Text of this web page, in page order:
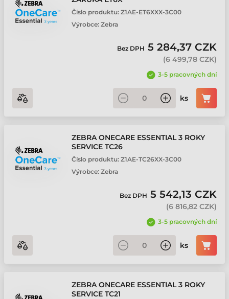
Číslo produktu: Z1AE-ET6XXX-3C00
Výrobce: Zebra
Bez DPH 5 284,37 CZK
(6 499,78 CZK)
3-5 pracovných dní
ks
ZEBRA ONECARE ESSENTIAL 3 ROKY
SERVICE TC26
Číslo produktu: Z1AE-TC26XX-3C00
Výrobce: Zebra
Bez DPH 5 542,13 CZK
(6 816,82 CZK)
3-5 pracovných dní
ks
ZEBRA ONECARE ESSENTIAL 3 ROKY
SERVICE TC21